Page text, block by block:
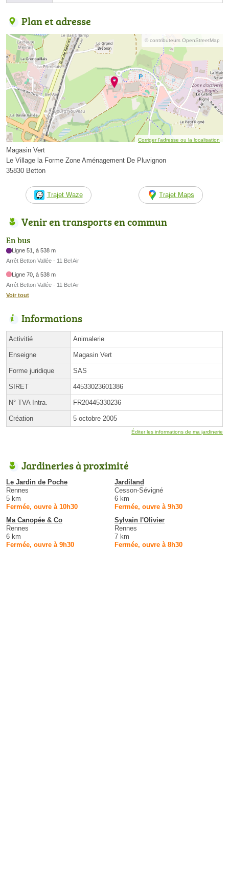
Plan et adresse
© contributeurs OpenStreetMap
Corriger l’adresse ou la localisation
Magasin Vert
Le Village la Forme Zone Aménagement De Pluvignon
35830 Betton
Trajet Waze Trajet Maps
Venir en transports en commun
En bus
Ligne 51, à 538 m
Arrêt Betton Vallée - 11 Bel Air
Ligne 70, à 538 m
Arrêt Betton Vallée - 11 Bel Air
Voir tout
Informations
Activitié Animalerie
Enseigne Magasin Vert
Forme juridique SAS
SIRET 44533023601386
N° TVA Intra. FR20445330236
Création 5 octobre 2005
Éditer les informations de ma jardinerie
Jardineries à proximité
Le Jardin de Poche
Rennes
5 km
Fermée, ouvre à 10h30
Jardiland
Cesson-Sévigné
6 km
Fermée, ouvre à 9h30
Ma Canopée & Co
Rennes
6 km
Fermée, ouvre à 9h30
Sylvain l'Olivier
Rennes
7 km
Fermée, ouvre à 8h30